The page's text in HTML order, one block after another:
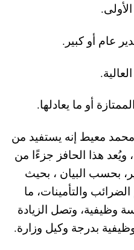
محمد معيط إنه يستفيد من
ويُعد هذا الحافز جزءًا من
بحسب البيان ، بحيث
والتأمينات، ما
وظيفية، وتصل الزيادة